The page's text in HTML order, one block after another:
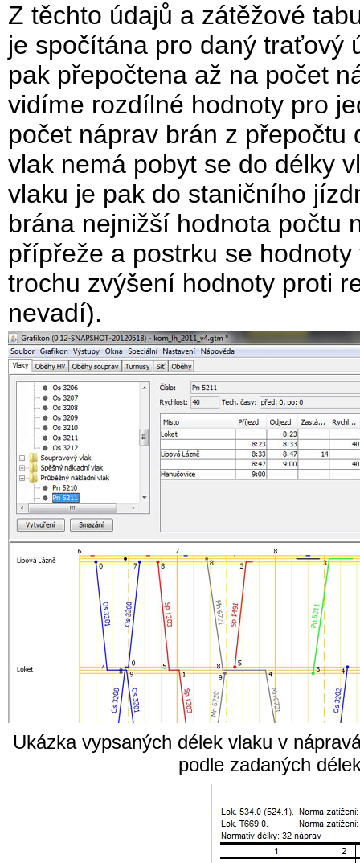
Z těchto údajů a zátěžové
je spočítána pro daný traťový
pak přepočtena až na počet
vidíme rozdílné hodnoty pro
počet náprav brán z
vlak nemá pobyt se do délky
vlaku je pak do staničního
brána nejnižší hodnota počtu
přípřeže a postrku se
trochu zvýšení hodnoty proti
nevadí).
Ukázka vypsaných délek vlaku v
podle zadaných